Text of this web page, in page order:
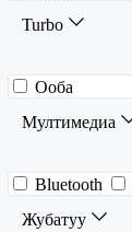
Turbo
Ооба
Мултимедиа
Bluetooth
Жубатуу